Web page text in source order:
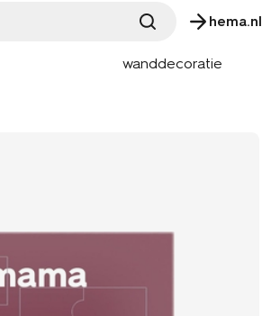
hema.nl
wanddecoratie